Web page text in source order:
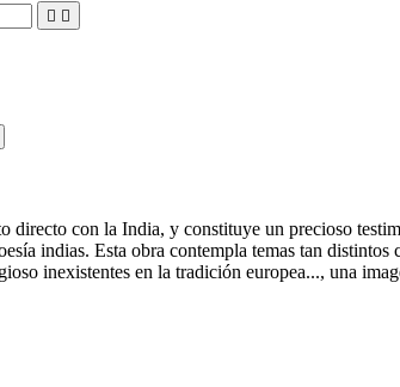
 
directo con la India, y constituye un precioso
indias. Esta obra contempla temas tan
inexistentes en la tradición europea..., una